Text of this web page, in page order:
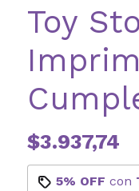
Toy
$3.937,74
5% OFF con